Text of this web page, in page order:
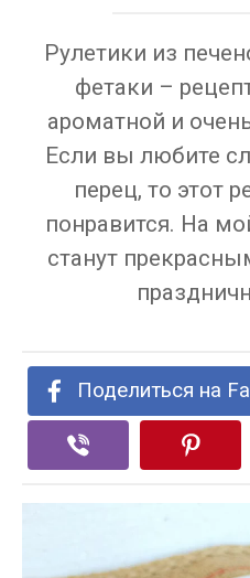
Рулетики из
фетаки –
ароматной и
Если вы любите
перец, то этот
понравится. На
станут
Поделиться на